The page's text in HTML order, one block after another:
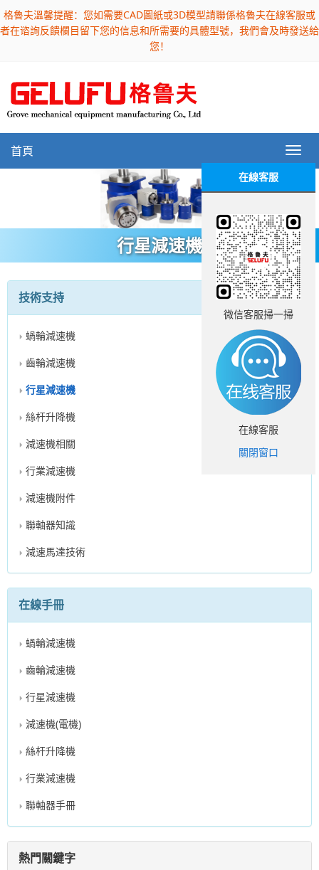
格魯夫溫馨提醒：您如需要CAD圖紙或3D模型請聯係格魯夫在線客服或
者在谘詢反饋欄目留下您的信息和所需要的具體型號，我們會及時發送給
您！
首頁
行星減速機
技術支持
蝸輪減速機
齒輪減速機
行星減速機
絲杆升降機
減速機相關
行業減速機
減速機附件
聯軸器知識
減速馬達技術
在線手冊
蝸輪減速機
齒輪減速機
行星減速機
減速機(電機)
絲杆升降機
行業減速機
聯軸器手冊
熱門關鍵字
在線客服
微信客服掃一掃
在線客服
關閉窗口